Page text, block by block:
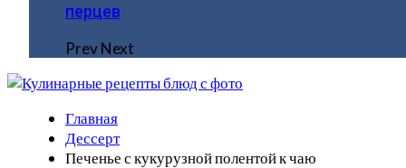
перцев
PrevNext
Главная
Дессерт
Печенье с кукурузной полентой к чаю